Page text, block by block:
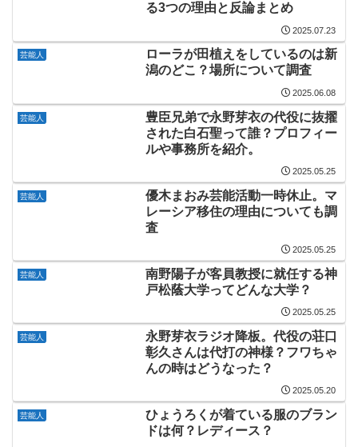
る3つの理由と反論まとめ
2025.07.23
芸能人
ローラが田植えをしているのは新
潟のどこ？場所について調査
2025.06.08
芸能人
豊臣兄弟で永野芽衣の代役に抜擢
された白石聖って誰？プロフィー
ルや事務所を紹介。
2025.05.25
芸能人
優木まおみ芸能活動一時休止。マ
レーシア移住の理由についても調
査
2025.05.25
芸能人
南野陽子が客員教授に就任する神
戸松蔭大学ってどんな大学？
2025.05.25
芸能人
永野芽衣ラジオ降板。代役の荘口
彰久さんは代打の神様？フワちゃ
んの時はどうなった？
2025.05.20
芸能人
ひょうろくが着ている服のブラン
ドは何？レディース？